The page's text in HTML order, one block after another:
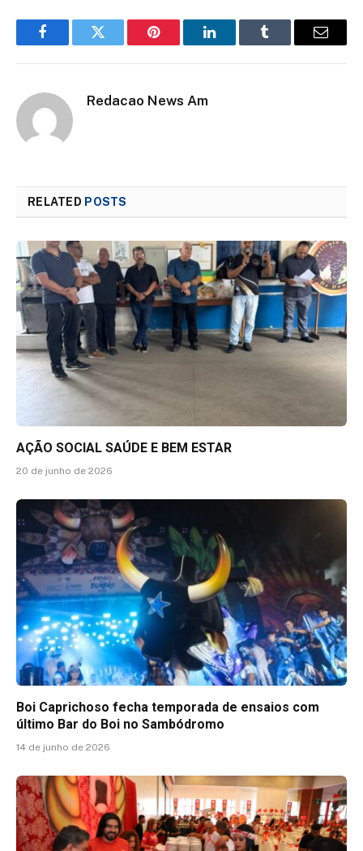
FacebookTwitter Pinterest LinkedInTumblr Email
Redacao News Am
RELATED POSTS
AÇÃO SOCIAL SAÚDE E BEM ESTAR
20 de junho de 2026
Boi Caprichoso fecha temporada de ensaios com
último Bar do Boi no Sambódromo
14 de junho de 2026